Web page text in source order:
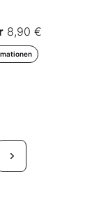
8,90 €